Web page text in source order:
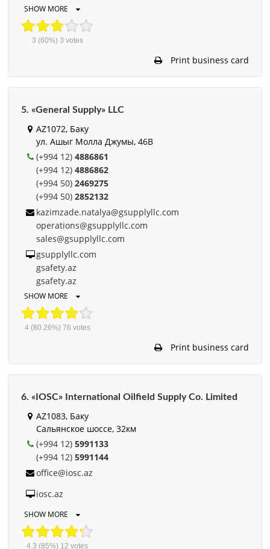
SHOW MORE
3 (60%) 3 votes
Print business card
5. «General Supply» LLC
AZ1072, Баку
ул. Ашыг Молла Джумы, 46B
(+994 12) 4886861
(+994 12) 4886862
(+994 50) 2469275
(+994 50) 2852132
kazimzade.natalya@gsupplyllc.com
operations@gsupplyllc.com
sales@gsupplyllc.com
gsupplyllc.com
gsafety.az
gsafety.az
SHOW MORE
4(80.26%) 76 votes
Print business card
6. «IOSC» International Oilfield Supply Co. Limited
AZ1083, Баку
Сальянское шоссе, 32км
(+994 12) 5991133
(+994 12) 5991144
office@iosc.az
iosc.az
SHOW MORE
4.3 (85%) 12 votes